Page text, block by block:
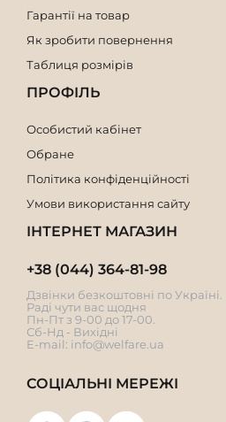
Гарантії на товар
Як зробити повернення
Таблиця розмірів
ПРОФІЛЬ
Особистий кабінет
Обране
Політика конфіденційності
Умови використання сайту
ІНТЕРНЕТ МАГАЗИН
+38 (044) 364-81-98
Дзвінки безкоштовні по Україні.
Раді чути вас щодня
Пн-Пт з 9-00 до 17-00.
Сб-Нд - Вихідні
E-mail: info@welfare.ua
СОЦІАЛЬНІ МЕРЕЖІ